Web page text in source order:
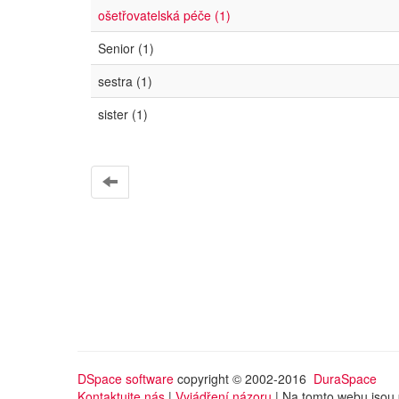
ošetřovatelská péče (1)
Senior (1)
sestra (1)
sister (1)
DSpace software copyright © 2002-2016 DuraSpace